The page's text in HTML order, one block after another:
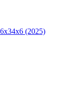
(2025)